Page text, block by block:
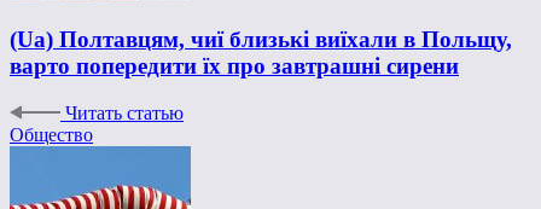
(Ua) Полтавцям, чиї близькі виїхали в Польщу,
варто попередити їх про завтрашні сирени
Читать статью
Общество